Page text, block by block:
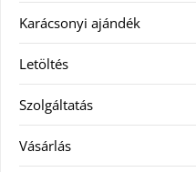
Karácsonyi ajándék
Letöltés
Szolgáltatás
Vásárlás